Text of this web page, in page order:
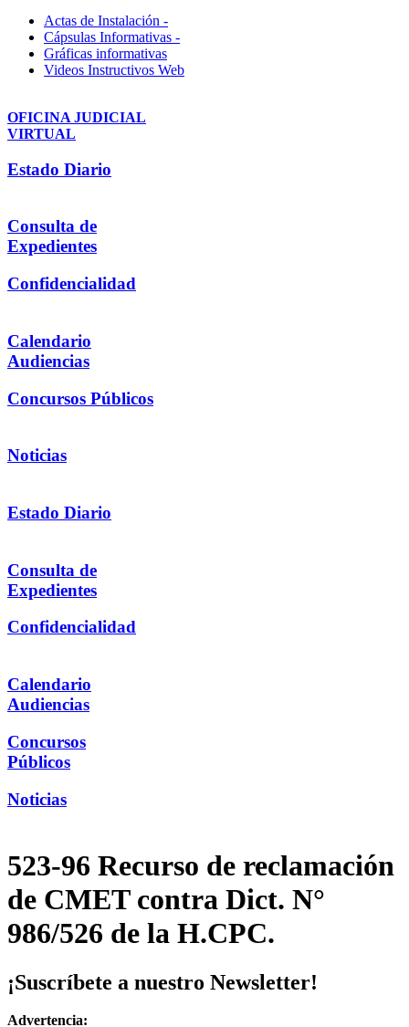
Actas de Instalación -
Cápsulas Informativas -
Gráficas informativas
Videos Instructivos Web
OFICINA JUDICIAL
VIRTUAL
Estado Diario
Consulta de
Expedientes
Confidencialidad
Calendario
Audiencias
Concursos Públicos
Noticias
Estado Diario
Consulta de
Expedientes
Confidencialidad
Calendario
Audiencias
Concursos
Públicos
Noticias
523-96 Recurso de reclamación
de CMET contra Dict. N°
986/526 de la H.CPC.
¡Suscríbete a nuestro Newsletter!
Advertencia: